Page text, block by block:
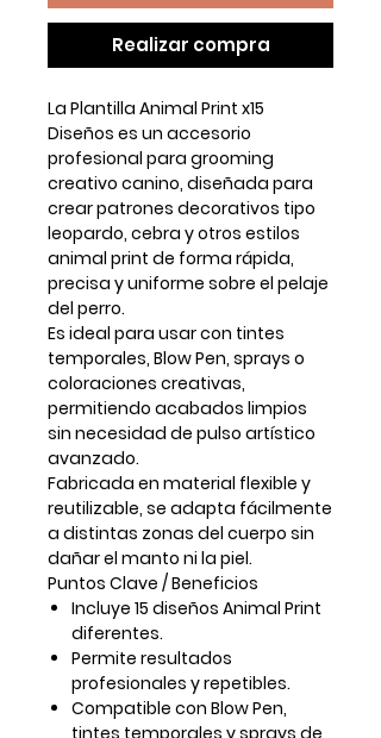
Realizar compra
La Plantilla Animal Print x15
Diseños es un accesorio
profesional para grooming
creativo canino, diseñada para
crear patrones decorativos tipo
leopardo, cebra y otros estilos
animal print de forma rápida,
precisa y uniforme sobre el pelaje
del perro.
Es ideal para usar con tintes
temporales, Blow Pen, sprays o
coloraciones creativas,
permitiendo acabados limpios
sin necesidad de pulso artístico
avanzado.
Fabricada en material flexible y
reutilizable, se adapta fácilmente
a distintas zonas del cuerpo sin
dañar el manto ni la piel.
Puntos Clave / Beneficios
Incluye 15 diseños Animal Print
diferentes.
Permite resultados
profesionales y repetibles.
Compatible con Blow Pen,